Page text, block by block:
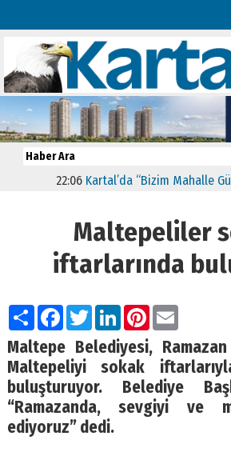
22:06 Kartal’da “Bizim Mahalle
Maltepeliler
iftarlarında
PaylaşFacebook
TwitterLinkedIn
Pinterest
Email
Maltepe Belediyesi,
Maltepeliyi sokak
buluşturuyor. Belediye
“Ramazanda, sevgiyi ve
ediyoruz” dedi.